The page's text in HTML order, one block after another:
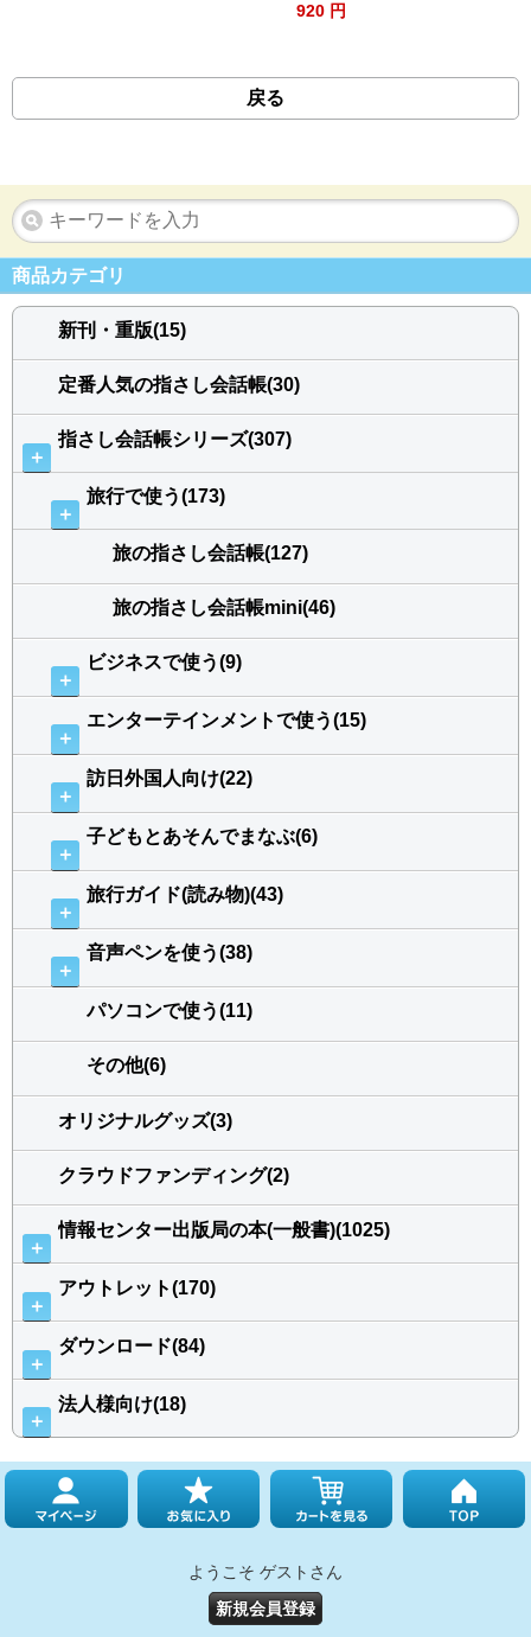
920 円
戻る
商品カテゴリ
新刊・重版(15)
定番人気の指さし会話帳(30)
＋
指さし会話帳シリーズ(307)
＋
旅行で使う(173)
旅の指さし会話帳(127)
旅の指さし会話帳mini(46)
＋
ビジネスで使う(9)
＋
エンターテインメントで使う(15)
＋
訪日外国人向け(22)
＋
子どもとあそんでまなぶ(6)
＋
旅行ガイド(読み物)(43)
＋
音声ペンを使う(38)
パソコンで使う(11)
その他(6)
オリジナルグッズ(3)
クラウドファンディング(2)
＋
情報センター出版局の本(一般書)(1025)
＋
アウトレット(170)
＋
ダウンロード(84)
＋
法人様向け(18)
ようこそ ゲストさん
新規会員登録